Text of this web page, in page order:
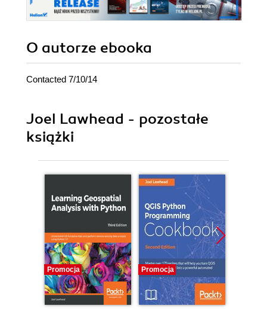
O autorze ebooka
Contacted 7/10/14
Joel Lawhead - pozostałe
książki
Promocja Promocja